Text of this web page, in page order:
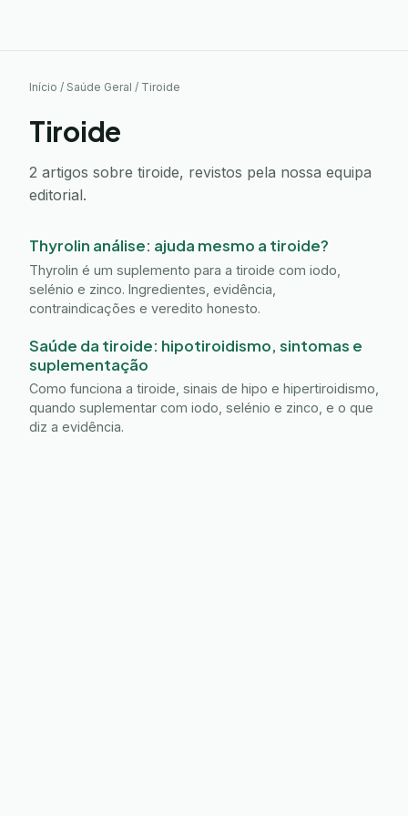
Início / Saúde Geral / Tiroide
Tiroide
2 artigos sobre tiroide, revistos pela nossa equipa
editorial.
Thyrolin análise: ajuda mesmo a tiroide?
Thyrolin é um suplemento para a tiroide com iodo,
selénio e zinco. Ingredientes, evidência,
contraindicações e veredito honesto.
Saúde da tiroide: hipotiroidismo, sintomas e
suplementação
Como funciona a tiroide, sinais de hipo e hipertiroidismo,
quando suplementar com iodo, selénio e zinco, e o que
diz a evidência.